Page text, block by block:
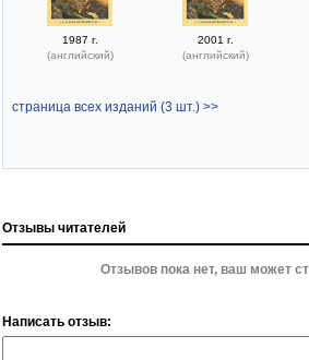
1987 г.
(английский)
2001 г.
(английский)
страница всех изданий (3 шт.) >>
Отзывы читателей
Отзывов пока нет, ваш может
Написать отзыв: